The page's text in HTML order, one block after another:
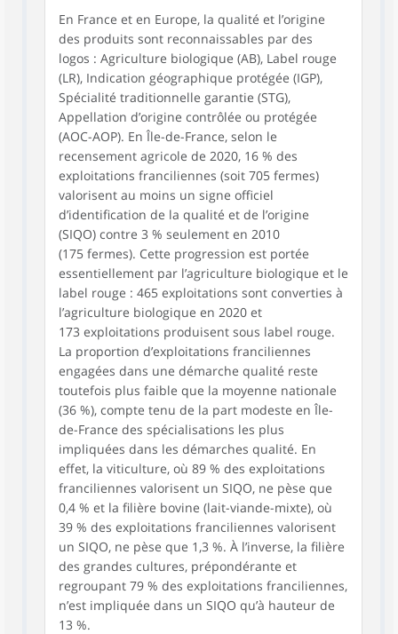
En France et en Europe, la qualité et l’origine
des produits sont reconnaissables par des
logos : Agriculture biologique (AB), Label rouge
(LR), Indication géographique protégée (IGP),
Spécialité traditionnelle garantie (STG),
Appellation d’origine contrôlée ou protégée
(AOC-AOP). En Île-de-France, selon le
recensement agricole de 2020, 16 % des
exploitations franciliennes (soit 705 fermes)
valorisent au moins un signe officiel
d’identification de la qualité et de l’origine
(SIQO) contre 3 % seulement en 2010
(175 fermes). Cette progression est portée
essentiellement par l’agriculture biologique et le
label rouge : 465 exploitations sont converties à
l’agriculture biologique en 2020 et
173 exploitations produisent sous label rouge.
La proportion d’exploitations franciliennes
engagées dans une démarche qualité reste
toutefois plus faible que la moyenne nationale
(36 %), compte tenu de la part modeste en Île-
de-France des spécialisations les plus
impliquées dans les démarches qualité. En
effet, la viticulture, où 89 % des exploitations
franciliennes valorisent un SIQO, ne pèse que
0,4 % et la filière bovine (lait-viande-mixte), où
39 % des exploitations franciliennes valorisent
un SIQO, ne pèse que 1,3 %. À l’inverse, la filière
des grandes cultures, prépondérante et
regroupant 79 % des exploitations franciliennes,
n’est impliquée dans un SIQO qu’à hauteur de
13 %.